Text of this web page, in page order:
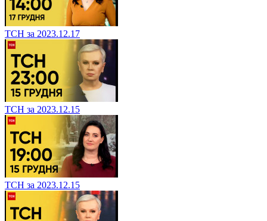
ТСН за 2023.12.17
ТСН за 2023.12.15
ТСН за 2023.12.15